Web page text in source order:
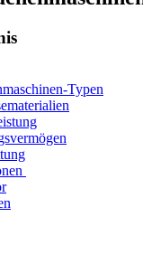
Typen